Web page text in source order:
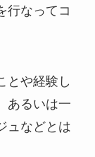
行なってコ
とや経験し
あるいは一
ュなどとは